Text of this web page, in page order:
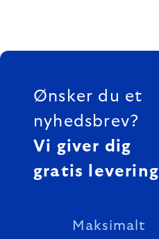
FOOTER
Ønsker du et
nyhedsbrev?
Vi giver dig
gratis levering
Maksimalt